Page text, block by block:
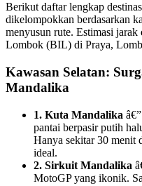
Berikut daftar lengkap
dikelompokkan berdasarkan
menyusun rute. Estimasi
Lombok (BIL) di Praya,
Kawasan Selatan:
Mandalika
1. Kuta Mandalika
pantai berpasir putih
Hanya sekitar 30
ideal.
2. Sirkuit Mandalika
MotoGP yang ikonik.